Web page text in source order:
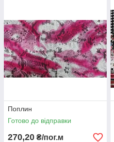
Поплин
Готово до відправки
270,20 ₴/пог.м